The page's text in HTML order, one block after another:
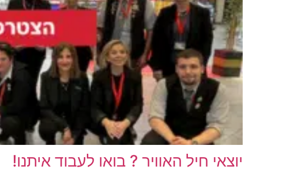
יוצאי חיל האוויר ? בואו לעבוד איתנו!